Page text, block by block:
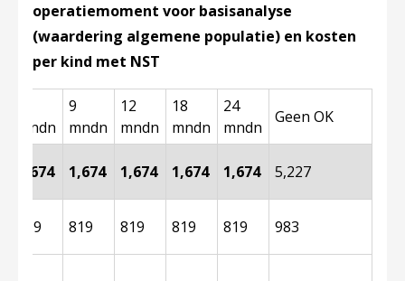
operatiemoment voor basisanalyse
(waardering algemene populatie) en kosten
per kind met NST
mndn
9
mndn
12
mndn
18
mndn
24
mndn
Geen OK
1,674 1,674 1,674 1,674 1,674 5,227
819 819 819 819 819 983